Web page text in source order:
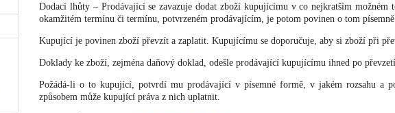
Dodací lhůty – Prodávající se zavazuje dodat zboží kupujícímu v co nejkratším
okamžitém termínu či termínu, potvrzeném prodávajícím, je potom povinen o tom
Kupující je povinen zboží převzít a zaplatit. Kupujícímu se doporučuje, aby si zboží při
Doklady ke zboží, zejména daňový doklad, odešle prodávající kupujícímu ihned po
Požádá-li o to kupující, potvrdí mu prodávající v písemné formě, v jakém rozsahu a
způsobem může kupující práva z nich uplatnit.